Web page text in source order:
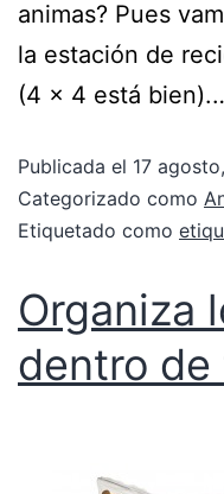
animas? Pues
la estación de
(4 x 4 está
Publicada el 17
Categorizado como
Etiquetado como
Organiza
dentro